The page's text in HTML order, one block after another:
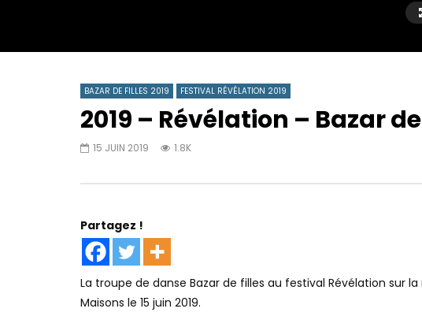
BAZAR DE FILLES 2019 FESTIVAL RÉVÉLATION 2019
2019 – Révélation – Bazar
15 JUIN 2019 1.8K
Partagez !
La troupe de danse Bazar de filles au festival Révélation sur
Maisons le 15 juin 2019.